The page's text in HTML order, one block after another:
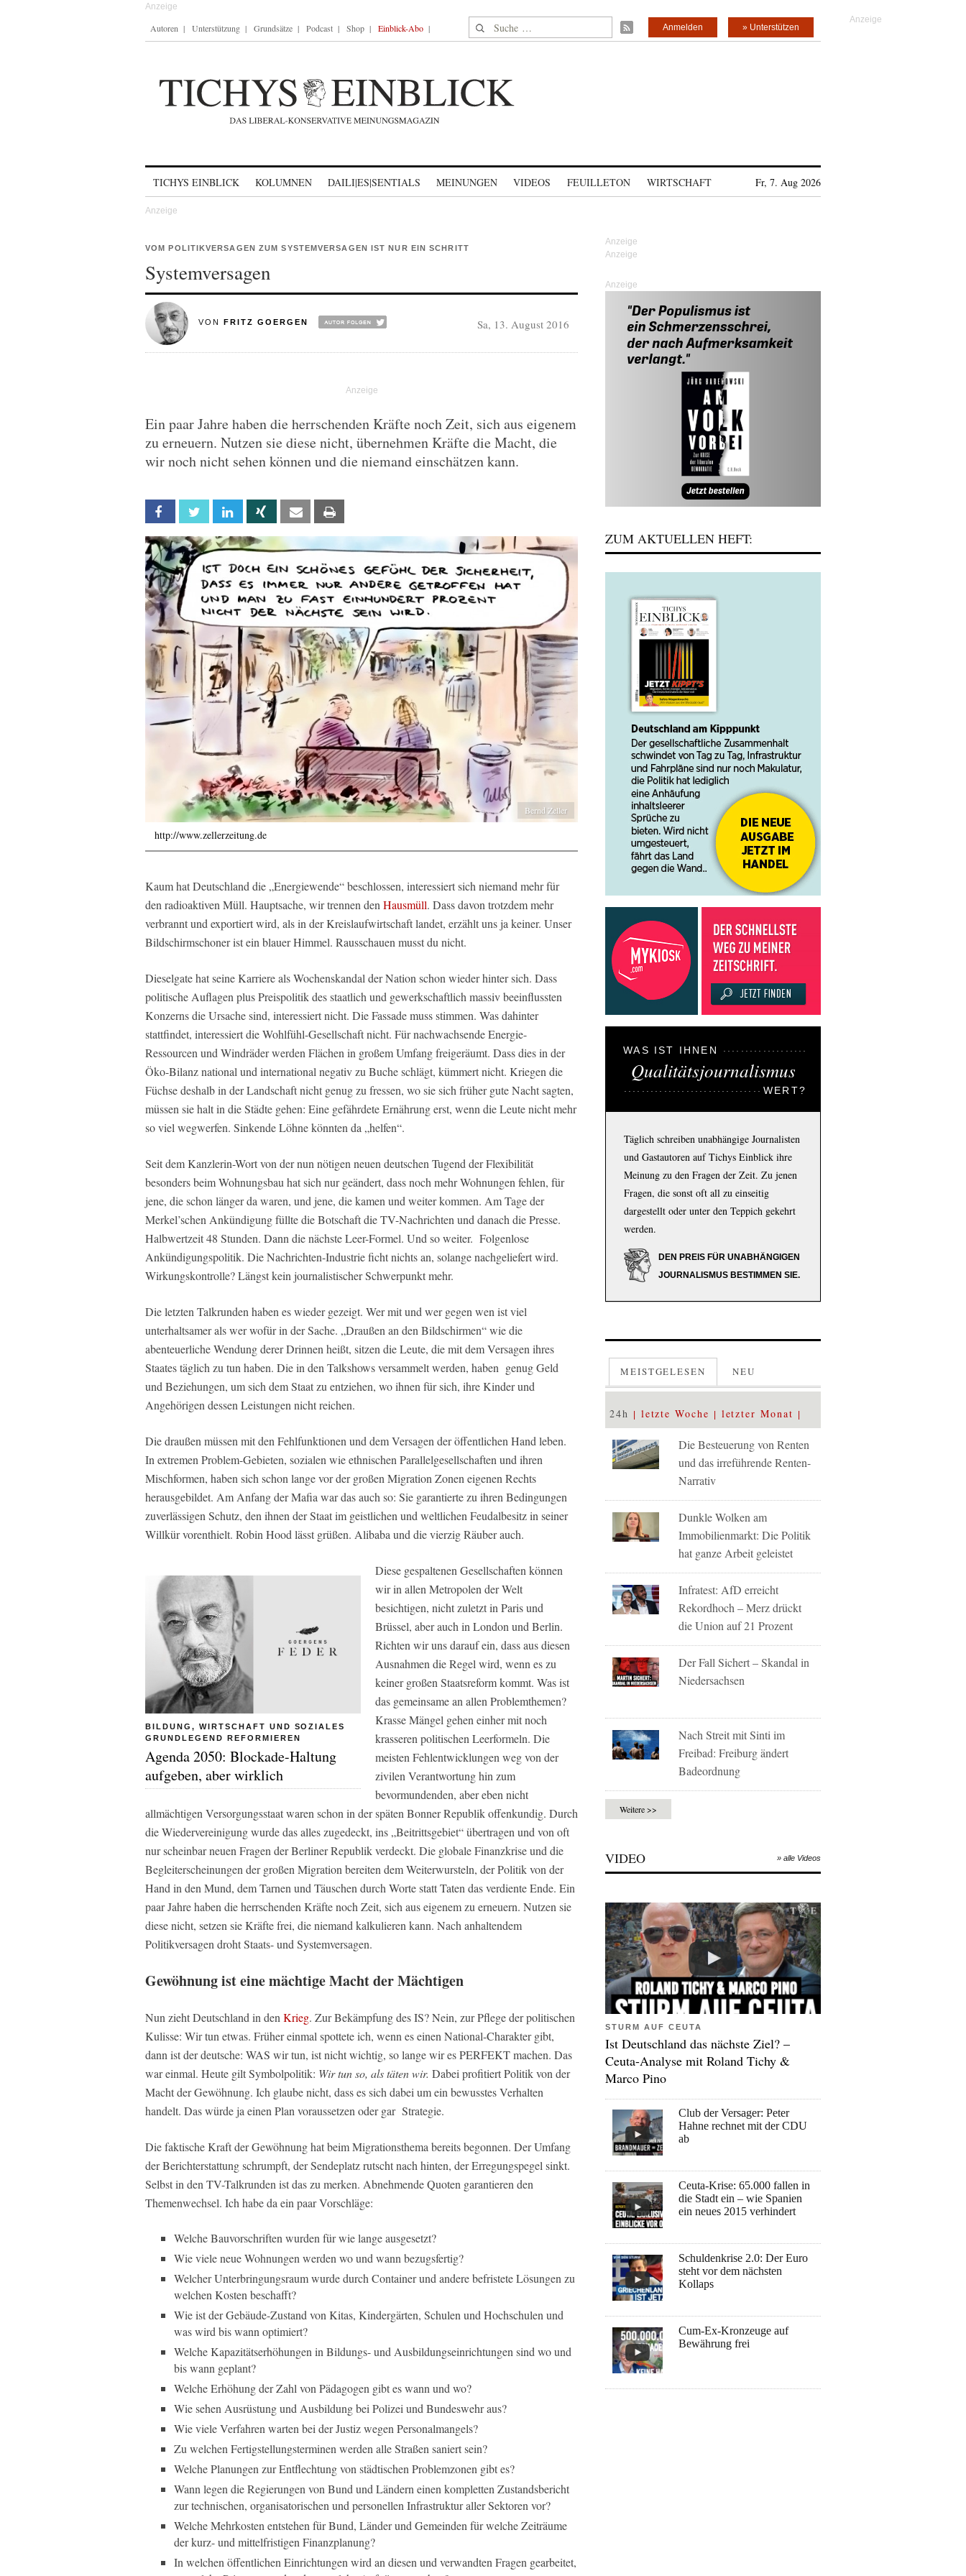
Autoren Unterstützung Grundsätze Podcast Shop Einblick-Abo Suche nach: » Unterstützen
Anmelden
TICHYS EINBLICK KOLUMNEN DAILI|ES|SENTIALS MEINUNGEN VIDEOS FEUILLETON WIRTSCHAFT Fr, 7. Aug 2026
VOM POLITIKVERSAGEN ZUM SYSTEMVERSAGEN IST NUR EIN SCHRITT
Systemversagen
VON FRITZ GOERGEN Sa, 13. August 2016
Ein paar Jahre haben die herrschenden Kräfte noch Zeit, sich aus eigenem
zu erneuern. Nutzen sie diese nicht, übernehmen Kräfte die Macht, die
wir noch nicht sehen können und die niemand einschätzen kann.
Facebook Twitter Linkedin Xing Email
Bernd Zeller
http://www.zellerzeitung.de
Kaum hat Deutschland die „Energiewende“ beschlossen, interessiert sich niemand mehr für
den radioaktiven Müll. Hauptsache, wir trennen den Hausmüll. Dass davon trotzdem mehr
verbrannt und exportiert wird, als in der Kreislaufwirtschaft landet, erzählt uns ja keiner. Unser
Bildschirmschoner ist ein blauer Himmel. Rausschauen musst du nicht.
Dieselgate hat seine Karriere als Wochenskandal der Nation schon wieder hinter sich. Dass
politische Auflagen plus Preispolitik des staatlich und gewerkschaftlich massiv beeinflussten
Konzerns die Ursache sind, interessiert nicht. Die Fassade muss stimmen. Was dahinter
stattfindet, interessiert die Wohlfühl-Gesellschaft nicht. Für nachwachsende Energie-
Ressourcen und Windräder werden Flächen in großem Umfang freigeräumt. Dass dies in der
Öko-Bilanz national und international negativ zu Buche schlägt, kümmert nicht. Kriegen die
Füchse deshalb in der Landschaft nicht genug zu fressen, wo sie sich früher gute Nacht sagten,
müssen sie halt in die Städte gehen: Eine gefährdete Ernährung erst, wenn die Leute nicht mehr
so viel wegwerfen. Sinkende Löhne könnten da „helfen“.
Seit dem Kanzlerin-Wort von der nun nötigen neuen deutschen Tugend der Flexibilität
besonders beim Wohnungsbau hat sich nur geändert, dass noch mehr Wohnungen fehlen, für
jene, die schon länger da waren, und jene, die kamen und weiter kommen. Am Tage der
Merkel’schen Ankündigung füllte die Botschaft die TV-Nachrichten und danach die Presse.
Halbwertzeit 48 Stunden. Dann die nächste Leer-Formel. Und so weiter. Folgenlose
Ankündigungspolitik. Die Nachrichten-Industrie ficht nichts an, solange nachgeliefert wird.
Wirkungskontrolle? Längst kein journalistischer Schwerpunkt mehr.
Die letzten Talkrunden haben es wieder gezeigt. Wer mit und wer gegen wen ist viel
unterhaltsamer als wer wofür in der Sache. „Draußen an den Bildschirmen“ wie die
abenteuerliche Wendung derer Drinnen heißt, sitzen die Leute, die mit dem Versagen ihres
Staates täglich zu tun haben. Die in den Talkshows versammelt werden, haben genug Geld
und Beziehungen, um sich dem Staat zu entziehen, wo ihnen für sich, ihre Kinder und
Angehörigen dessen Leistungen nicht reichen.
Die draußen müssen mit den Fehlfunktionen und dem Versagen der öffentlichen Hand leben.
In extremen Problem-Gebieten, sozialen wie ethnischen Parallelgesellschaften und ihren
Mischformen, haben sich schon lange vor der großen Migration Zonen eigenen Rechts
herausgebildet. Am Anfang der Mafia war das auch so: Sie garantierte zu ihren Bedingungen
zuverlässigen Schutz, den ihnen der Staat im geistlichen und weltlichen Feudalbesitz in seiner
Willkür vorenthielt. Robin Hood lässt grüßen. Alibaba und die vierzig Räuber auch.
BILDUNG, WIRTSCHAFT UND SOZIALES
GRUNDLEGEND REFORMIEREN
Agenda 2050: Blockade-Haltung
aufgeben, aber wirklich
Diese gespaltenen Gesellschaften können
wir in allen Metropolen der Welt
besichtigen, nicht zuletzt in Paris und
Brüssel, aber auch in London und Berlin.
Richten wir uns darauf ein, dass aus diesen
Ausnahmen die Regel wird, wenn es zu
keiner großen Staatsreform kommt. Was ist
das gemeinsame an allen Problemthemen?
Krasse Mängel gehen einher mit noch
krasseren politischen Leerformeln. Die
meisten Fehlentwicklungen weg von der
zivilen Verantwortung hin zum
bevormundenden, aber eben nicht
allmächtigen Versorgungsstaat waren schon in der späten Bonner Republik offenkundig. Durch
die Wiedervereinigung wurde das alles zugedeckt, ins „Beitrittsgebiet“ übertragen und von oft
nur scheinbar neuen Fragen der Berliner Republik verdeckt. Die globale Finanzkrise und die
Begleiterscheinungen der großen Migration bereiten dem Weiterwursteln, der Politik von der
Hand in den Mund, dem Tarnen und Täuschen durch Worte statt Taten das verdiente Ende. Ein
paar Jahre haben die herrschenden Kräfte noch Zeit, sich aus eigenem zu erneuern. Nutzen sie
diese nicht, setzen sie Kräfte frei, die niemand kalkulieren kann. Nach anhaltendem
Politikversagen droht Staats- und Systemversagen.
Gewöhnung ist eine mächtige Macht der Mächtigen
Nun zieht Deutschland in den Krieg. Zur Bekämpfung des IS? Nein, zur Pflege der politischen
Kulisse: Wir tun etwas. Früher einmal spottete ich, wenn es einen National-Charakter gibt,
dann ist der deutsche: WAS wir tun, ist nicht wichtig, so lange wir es PERFEKT machen. Das
war einmal. Heute gilt Symbolpolitik: Wir tun so, als täten wir. Dabei profitiert Politik von der
Macht der Gewöhnung. Ich glaube nicht, dass es sich dabei um ein bewusstes Verhalten
handelt. Das würde ja einen Plan voraussetzen oder gar Strategie.
Die faktische Kraft der Gewöhnung hat beim Migrationsthema bereits begonnen. Der Umfang
der Berichterstattung schrumpft, der Sendeplatz rutscht nach hinten, der Erregungspegel sinkt.
Selbst in den TV-Talkrunden ist das zu merken. Abnehmende Quoten garantieren den
Themenwechsel. Ich habe da ein paar Vorschläge:
Welche Bauvorschriften wurden für wie lange ausgesetzt?
Wie viele neue Wohnungen werden wo und wann bezugsfertig?
Welcher Unterbringungsraum wurde durch Container und andere befristete Lösungen zu
welchen Kosten beschafft?
Wie ist der Gebäude-Zustand von Kitas, Kindergärten, Schulen und Hochschulen und
was wird bis wann optimiert?
Welche Kapazitätserhöhungen in Bildungs- und Ausbildungseinrichtungen sind wo und
bis wann geplant?
Welche Erhöhung der Zahl von Pädagogen gibt es wann und wo?
Wie sehen Ausrüstung und Ausbildung bei Polizei und Bundeswehr aus?
Wie viele Verfahren warten bei der Justiz wegen Personalmangels?
Zu welchen Fertigstellungsterminen werden alle Straßen saniert sein?
Welche Planungen zur Entflechtung von städtischen Problemzonen gibt es?
Wann legen die Regierungen von Bund und Ländern einen kompletten Zustandsbericht
zur technischen, organisatorischen und personellen Infrastruktur aller Sektoren vor?
Welche Mehrkosten entstehen für Bund, Länder und Gemeinden für welche Zeiträume
der kurz- und mittelfristigen Finanzplanung?
In welchen öffentlichen Einrichtungen wird an diesen und verwandten Fragen gearbeitet,
Anzeige
ZUM AKTUELLEN HEFT:
WAS IST IHNEN
Qualitätsjournalismus
WERT?
Täglich schreiben unabhängige Journalisten
und Gastautoren auf Tichys Einblick ihre
Meinung zu den Fragen der Zeit. Zu jenen
Fragen, die sonst oft all zu einseitig
dargestellt oder unter den Teppich gekehrt
werden.
DEN PREIS FÜR UNABHÄNGIGEN
JOURNALISMUS BESTIMMEN SIE.
MEISTGELESEN NEU
24h letzte Woche letzter Monat
Die Besteuerung von Renten
und das irreführende Renten-
Narrativ
Dunkle Wolken am
Immobilienmarkt: Die Politik
hat ganze Arbeit geleistet
Infratest: AfD erreicht
Rekordhoch – Merz drückt
die Union auf 21 Prozent
Der Fall Sichert – Skandal in
Niedersachsen
Nach Streit mit Sinti im
Freibad: Freiburg ändert
Badeordnung
Weitere >>
VIDEO » alle Videos
STURM AUF CEUTA
Ist Deutschland das nächste Ziel? –
Ceuta-Analyse mit Roland Tichy &
Marco Pino
Club der Versager: Peter
Hahne rechnet mit der CDU
ab
Ceuta-Krise: 65.000 fallen in
die Stadt ein – wie Spanien
ein neues 2015 verhindert
Schuldenkrise 2.0: Der Euro
steht vor dem nächsten
Kollaps
Cum-Ex-Kronzeuge auf
Bewährung frei